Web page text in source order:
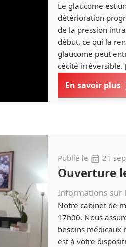
Le glaucome est
détérioration
de la pression
début, ce qui la
glaucome peut
cécité irréversible.
En savoir plus
Publié le 21
Ouverture
Informations sur
Notre cabinet de
17h00. Nous
besoins médicaux
est à votre